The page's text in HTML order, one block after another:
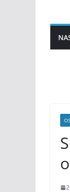
content